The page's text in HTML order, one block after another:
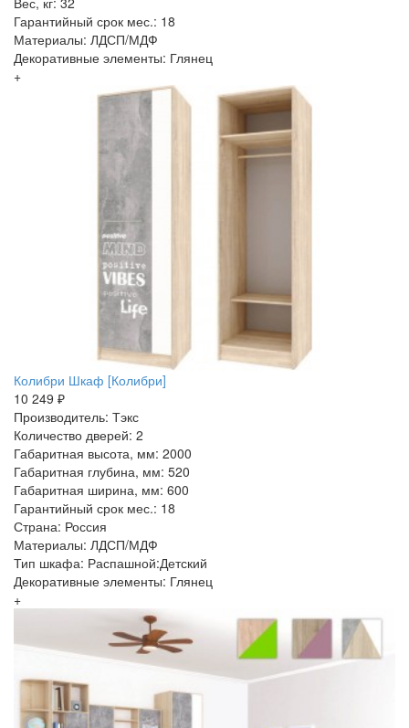
Гарантийный срок мес.: 18
Материалы: ЛДСП/МДФ
Декоративные элементы: Глянец
+
Колибри Шкаф [Колибри]
10 249 ₽
Производитель: Тэкс
Количество дверей: 2
Габаритная высота, мм: 2000
Габаритная глубина, мм: 520
Габаритная ширина, мм: 600
Гарантийный срок мес.: 18
Страна: Россия
Материалы: ЛДСП/МДФ
Тип шкафа: Распашной:Детский
Декоративные элементы: Глянец
+